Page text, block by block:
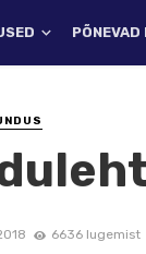
PÕNEVAD
6636 lugemist